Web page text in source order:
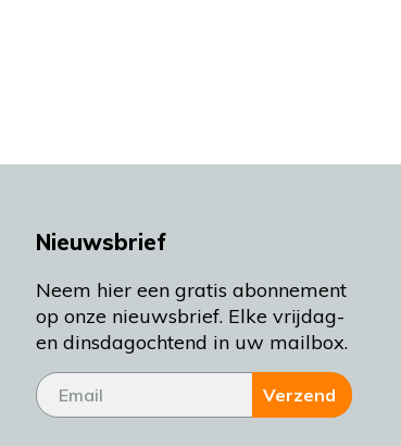
Nieuwsbrief
Neem hier een gratis abonnement
op onze nieuwsbrief. Elke vrijdag-
en dinsdagochtend in uw mailbox.
Verzend